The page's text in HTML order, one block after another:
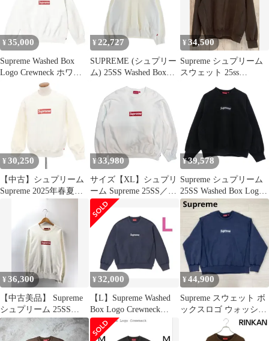
¥35,000
Supreme Washed Box
Logo Crewneck ホワイ
¥ 22,727
SUPREME (シュプリー
ム) 25SS Washed Box
シュド加工 ボックスロ
ゴ クルーネック長袖ス
ウェットトレーナー ホ
ワイト
¥34,500
Supreme シュプリーム
スウェット 25ss
crewneck Lサイズ ブラ
ック ストリート
¥ 30,250
【中古】シュプリーム
Supreme 2025年春夏
Crewneck スウェット ホ
ワイト【サイズM】
【メンズ】
¥ 33,980
サイズ【XL】シュプリ
ーム Supreme 25SS／
Washed Box Logo
Crewneck ／ウォッシュ
ド ボックスロゴ クルー
ネックスウェット
8065000237018
¥39,578
Supreme シュプリーム
25SS Washed Box Logo
Crewneck ウォッシュド
ボックスロゴ クルーネ
ック スウェット ブラッ
ク系 L【極上美品】
【中古】
¥36,300
【中古美品】 Supreme
シュプリーム 25SS
WASHED BOX LOGO
CREWNECK ウォッシ
¥32,000
【L】Supreme Washed
Box Logo Crewneck
Navy
¥44,900
Supreme スウェット ボ
ックスロゴ ウォッシュ
ド クルーネック 紺 XL